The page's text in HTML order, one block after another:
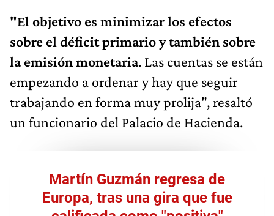
"El objetivo es minimizar los efectos
sobre el déficit primario y también sobre
la emisión monetaria. Las cuentas se están
empezando a ordenar y hay que seguir
trabajando en forma muy prolija", resaltó
un funcionario del Palacio de Hacienda.
Martín Guzmán regresa de
Europa, tras una gira que fue